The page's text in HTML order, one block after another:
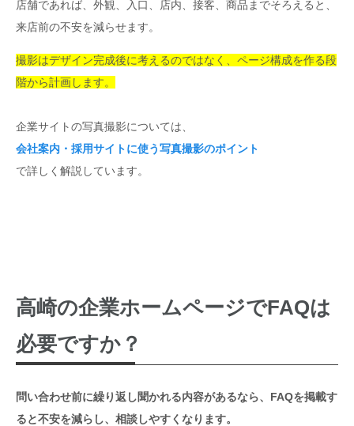
店舗であれば、外観、入口、店内、接客、商品までそろえると、
来店前の不安を減らせます。
撮影はデザイン完成後に考えるのではなく、ページ構成を作る段
階から計画します。
企業サイトの写真撮影については、
会社案内・採用サイトに使う写真撮影のポイント
で詳しく解説しています。
高崎の企業ホームページでFAQは
必要ですか？
問い合わせ前に繰り返し聞かれる内容があるなら、FAQを掲載す
ると不安を減らし、相談しやすくなります。